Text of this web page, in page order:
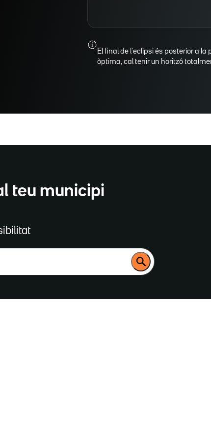
El final de l'eclipsi és posterior a la
òptima, cal tenir un horitzó
teu municipi